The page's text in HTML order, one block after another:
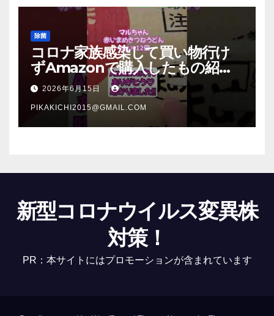
除菌
コロナ家族感染して買い物行け
ずAmazonで購入したもの紹
介 #Shorts
2026年6月15日
PIKAKICHI2015@GMAIL.COM
新型コロナウイルス変異株
対策！
PR：本サイトにはプロモーションが含まれています